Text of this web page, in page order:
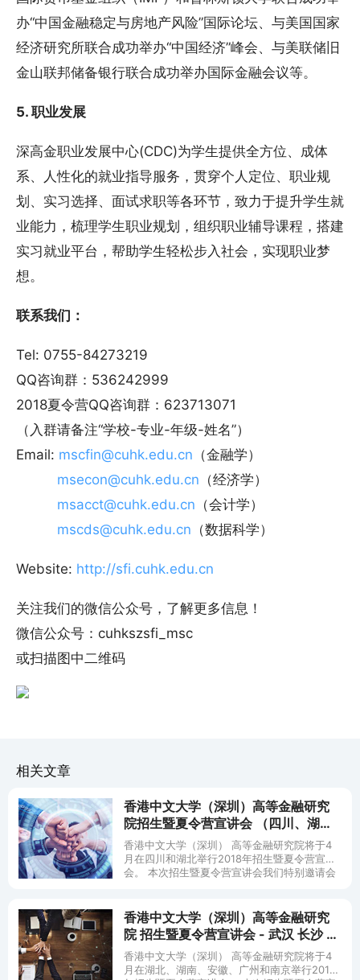
办“中国金融稳定与房地产风险”国际论坛、与美国国家
经济研究所联合成功举办“中国经济”峰会、与美联储旧
金山联邦储备银行联合成功举办国际金融会议等。
5. 职业发展
深高金职业发展中心(CDC)为学生提供全方位、成体
系、人性化的就业指导服务，贯穿个人定位、职业规
划、实习选择、面试求职等各环节，致力于提升学生就
业能力，梳理学生职业规划，组织职业辅导课程，搭建
实习就业平台，帮助学生轻松步入社会，实现职业梦
想。
联系我们：
Tel: 0755-84273219
QQ咨询群：536242999
2018夏令营QQ咨询群：623713071
（入群请备注“学校-专业-年级-姓名”）
Email: mscfin@cuhk.edu.cn （金融学）
msecon@cuhk.edu.cn （经济学）
msacct@cuhk.edu.cn （会计学）
mscds@cuhk.edu.cn （数据科学）
Website: http://sfi.cuhk.edu.cn
关注我们的微信公众号，了解更多信息！
微信公众号：cuhkszsfi_msc
或扫描图中二维码
相关文章
香港中文大学（深圳）高等金融研究
院招生暨夏令营宣讲会 （四川、湖
北）
香港中文大学（深圳） 高等金融研究院将于4
月在四川和湖北举行2018年招生暨夏令营宣讲
会。 本次招生暨夏令营宣讲会我们特别邀请会
香港中文大学（深圳）高等金融研究
院 招生暨夏令营宣讲会 - 武汉 长沙 合
肥 广州 南京
香港中文大学（深圳） 高等金融研究院将于4
月在湖北、湖南、安徽、广州和南京举行2018